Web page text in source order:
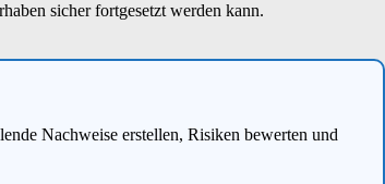
sicher fortgesetzt werden kann.
Nachweise erstellen, Risiken bewerten und